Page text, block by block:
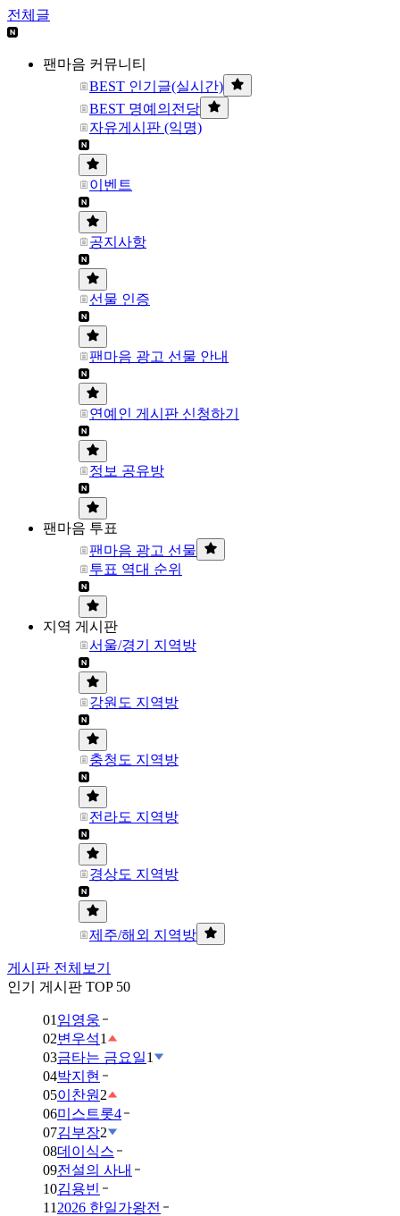
전체글
팬마음 커뮤니티
BEST 인기글(실시간)
BEST 명예의전당
자유게시판 (익명)
이벤트
공지사항
선물 인증
팬마음 광고 선물 안내
연예인 게시판 신청하기
정보 공유방
팬마음 투표
팬마음 광고 선물
투표 역대 순위
지역 게시판
서울/경기 지역방
강원도 지역방
충청도 지역방
전라도 지역방
경상도 지역방
제주/해외 지역방
게시판 전체보기
인기 게시판 TOP 50
01 임영웅
02변우석1
03금타는 금요일1
04박지현
05이찬원 2
06미스트롯4
07김부장2
08데이식스
09전설의 사내
10김용빈
11 2026 한일가왕전